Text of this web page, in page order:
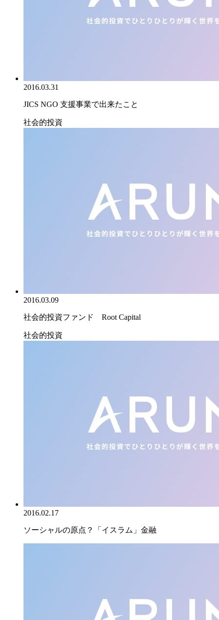
2016.03.31
JICS NGO 支援事業で出来たこと
社会的投資
2016.03.09
社会的投資ファンド Root Capital
社会的投資
2016.02.17
ソーシャルの原点？「イスラム」金融